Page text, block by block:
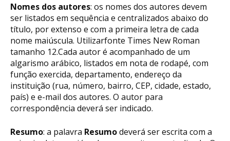
Nomes dos autores: os nomes dos autores devem
ser listados em sequência e centralizados abaixo do
título, por extenso e com a primeira letra de cada
nome maiúscula. Utilizarfonte Times New Roman
tamanho 12.Cada autor é acompanhado de um
algarismo arábico, listados em nota de rodapé, com
função exercida, departamento, endereço da
instituição (rua, número, bairro, CEP, cidade, estado,
país) e e-mail dos autores. O autor para
correspondência deverá ser indicado.
Resumo: a palavra Resumodeverá ser escrita com a